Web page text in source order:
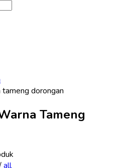
tameng dorongan
Tameng
all